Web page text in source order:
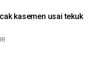
kasemen usai tekuk